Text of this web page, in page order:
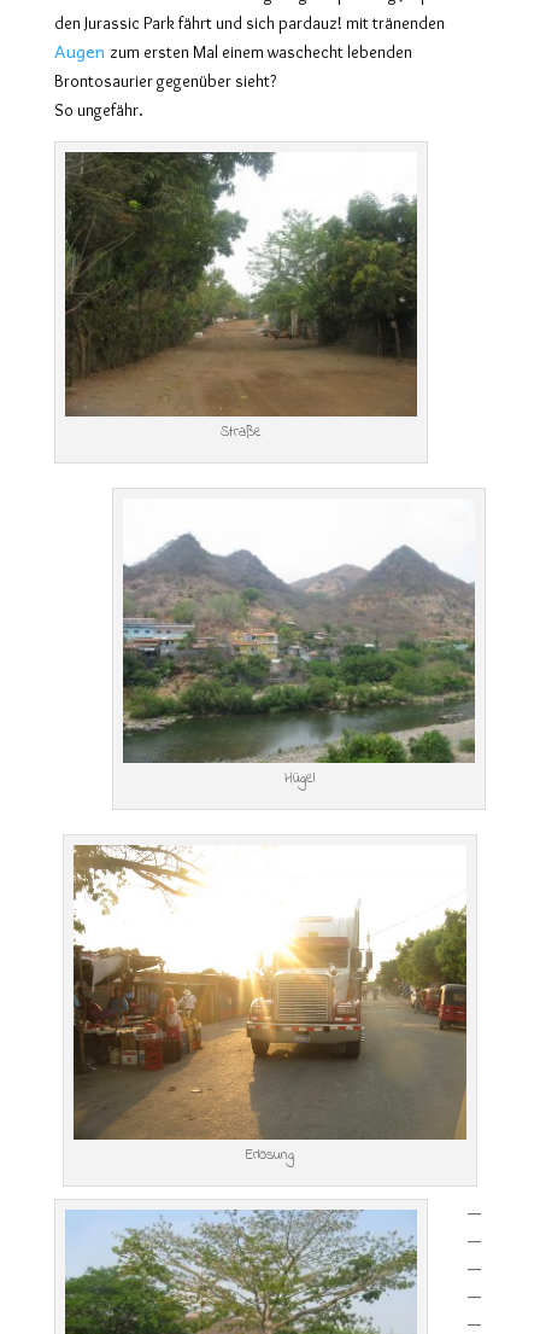
den Jurassic Park fährt und sich pardauz! mit tränenden
Augen zum ersten Mal einem waschecht lebenden
Brontosaurier gegenüber sieht?
So ungefähr.
Straße
Hügel
Erlösung
—
—
—
—
—